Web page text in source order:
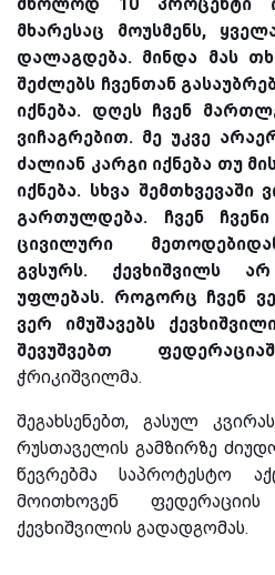
მხარესაც მოუსმენს,
დალაგდება. მინდა მას
შეძლებს ჩვენთან
იქნება. დღეს ჩვენ
ვიჩაგრებით. მე უკვე
ძალიან კარგი იქნება თუ
იქნება. სხვა
გართულდება. ჩვენ
ცივილური
გვსურს.
ქევხიშვილს
უფლებას. როგორც ჩვენ
ვერ იმუშავებს
შევუშვებთ
ჭრიკიშვილმა.
შეგახსენებთ, გასულ
რუსთაველის გამზირზე
წევრებმა საპროტესტო
მოითხოვენ
ქევხიშვილის გადადგომას.